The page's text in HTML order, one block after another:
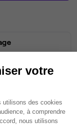
votre
utilisons des cookies
à comprendre
nous utilisons